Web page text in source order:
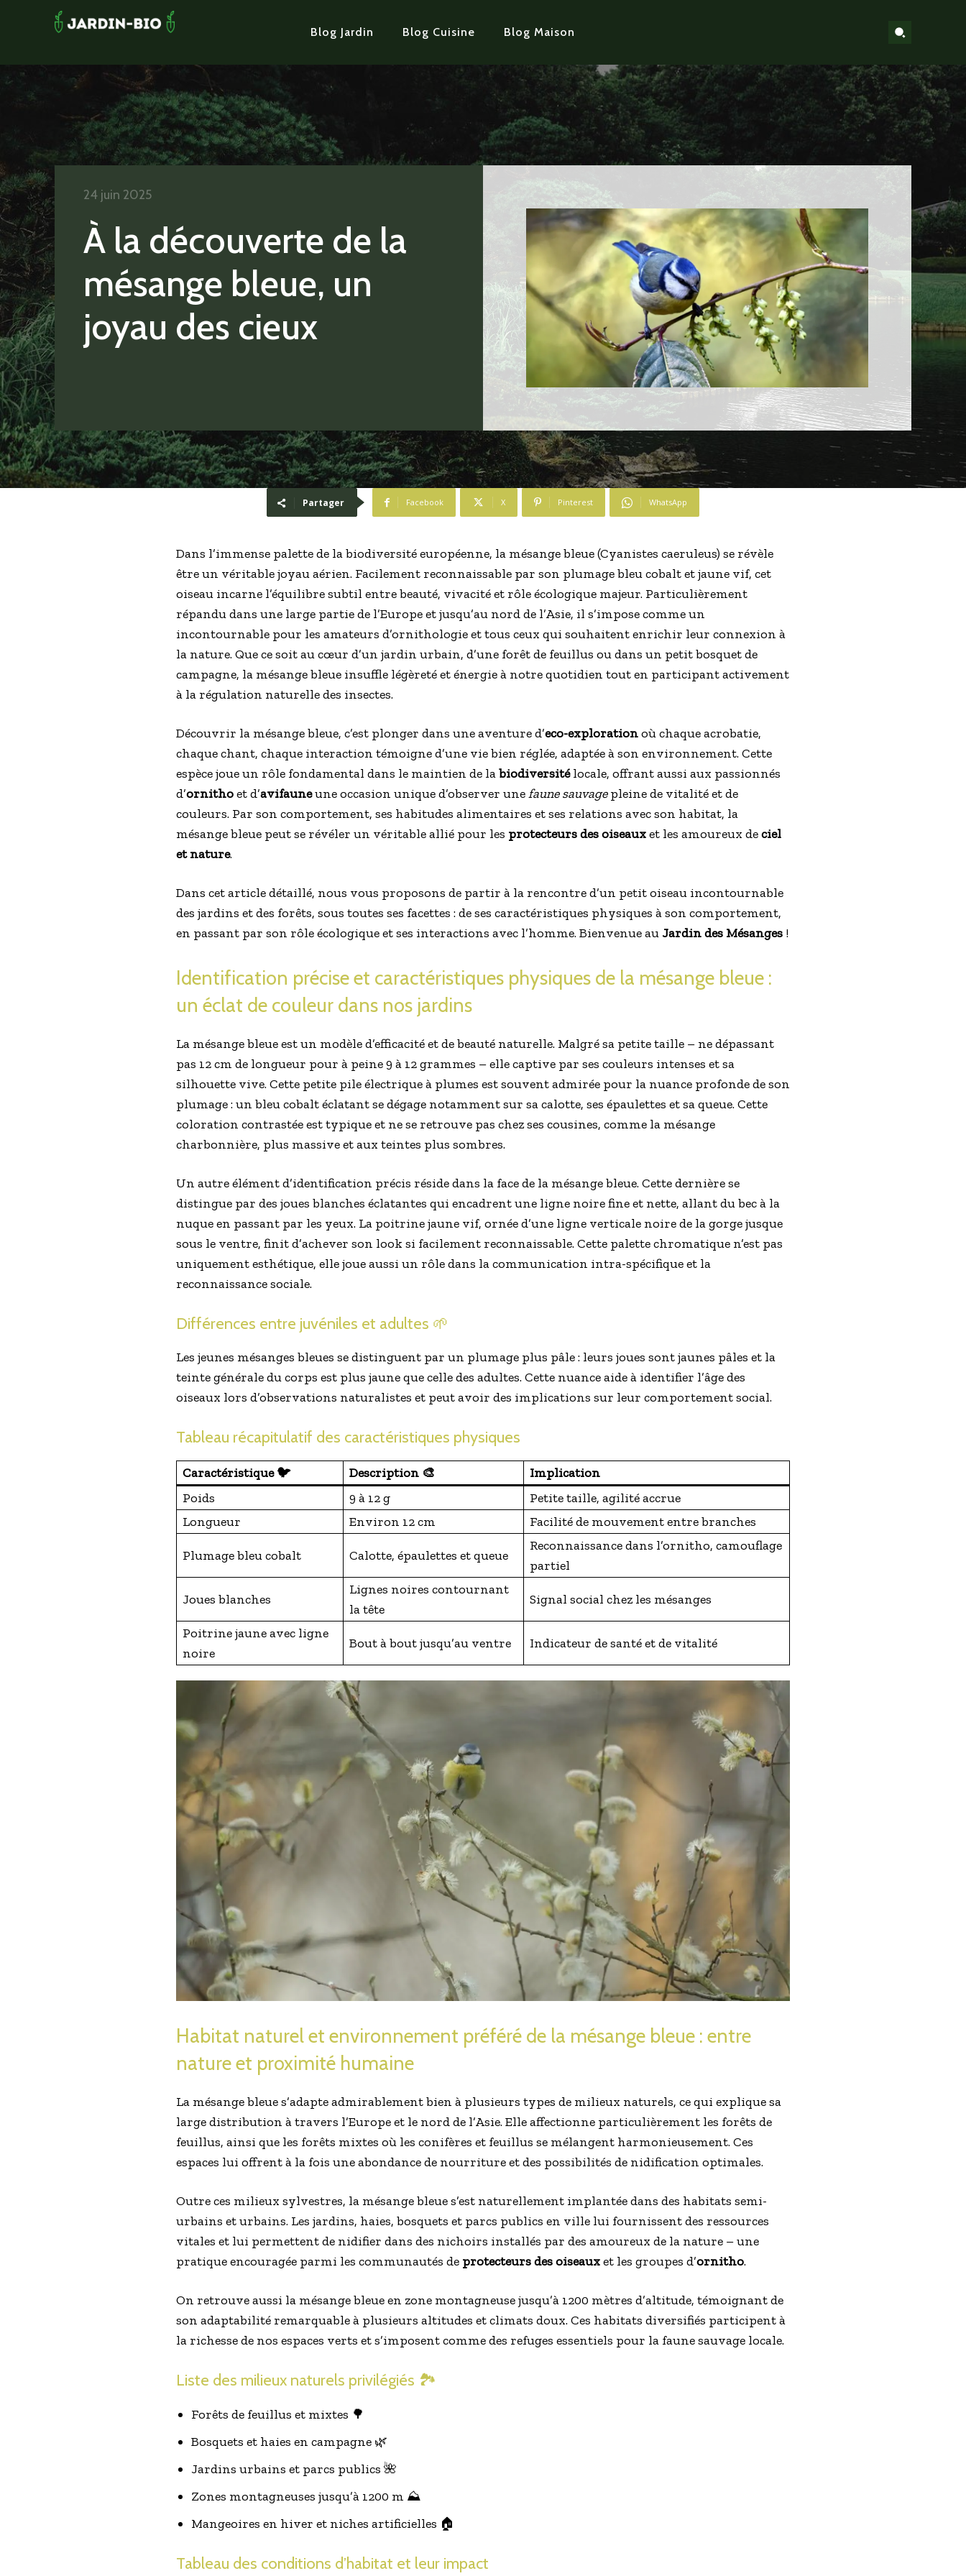
Blog Jardin Blog Cuisine Blog Maison
À la découverte de la
mésange bleue, un
joyau des cieux
24 juin 2025
Partager Facebook X Pinterest WhatsApp
Dans l’immense palette de la biodiversité européenne, la mésange bleue (Cyanistes caeruleus) se révèle
être un véritable joyau aérien. Facilement reconnaissable par son plumage bleu cobalt et jaune vif, cet
oiseau incarne l’équilibre subtil entre beauté, vivacité et rôle écologique majeur. Particulièrement
répandu dans une large partie de l’Europe et jusqu’au nord de l’Asie, il s’impose comme un
incontournable pour les amateurs d’ornithologie et tous ceux qui souhaitent enrichir leur connexion à
la nature. Que ce soit au cœur d’un jardin urbain, d’une forêt de feuillus ou dans un petit bosquet de
campagne, la mésange bleue insuffle légèreté et énergie à notre quotidien tout en participant activement
à la régulation naturelle des insectes.
Découvrir la mésange bleue, c’est plonger dans une aventure d’eco-explorationoù chaque acrobatie,
chaque chant, chaque interaction témoigne d’une vie bien réglée, adaptée à son environnement. Cette
espèce joue un rôle fondamental dans le maintien de labiodiversitélocale, offrant aussi aux passionnés
d’ornithoet d’avifauneune occasion unique d’observer unefaune sauvagepleine de vitalité et de
couleurs. Par son comportement, ses habitudes alimentaires et ses relations avec son habitat, la
mésange bleue peut se révéler un véritable allié pour les protecteurs des oiseauxet les amoureux deciel
et nature.
Dans cet article détaillé, nous vous proposons de partir à la rencontre d’un petit oiseau incontournable
des jardins et des forêts, sous toutes ses facettes : de ses caractéristiques physiques à son comportement,
en passant par son rôle écologique et ses interactions avec l’homme. Bienvenue auJardin des Mésanges!
Identification précise et caractéristiques physiques de la mésange bleue :
un éclat de couleur dans nos jardins
La mésange bleue est un modèle d’efficacité et de beauté naturelle. Malgré sa petite taille – ne dépassant
pas 12 cm de longueur pour à peine 9 à 12 grammes – elle captive par ses couleurs intenses et sa
silhouette vive. Cette petite pile électrique à plumes est souvent admirée pour la nuance profonde de son
plumage : un bleu cobalt éclatant se dégage notamment sur sa calotte, ses épaulettes et sa queue. Cette
coloration contrastée est typique et ne se retrouve pas chez ses cousines, comme la mésange
charbonnière, plus massive et aux teintes plus sombres.
Un autre élément d’identification précis réside dans la face de la mésange bleue. Cette dernière se
distingue par des joues blanches éclatantes qui encadrent une ligne noire fine et nette, allant du bec à la
nuque en passant par les yeux. La poitrine jaune vif, ornée d’une ligne verticale noire de la gorge jusque
sous le ventre, finit d’achever son look si facilement reconnaissable. Cette palette chromatique n’est pas
uniquement esthétique, elle joue aussi un rôle dans la communication intra-spécifique et la
reconnaissance sociale.
Différences entre juvéniles et adultes 🌱
Les jeunes mésanges bleues se distinguent par un plumage plus pâle : leurs joues sont jaunes pâles et la
teinte générale du corps est plus jaune que celle des adultes. Cette nuance aide à identifier l’âge des
oiseaux lors d’observations naturalistes et peut avoir des implications sur leur comportement social.
Tableau récapitulatif des caractéristiques physiques
Caractéristique 🐦 Description 🎨
Implication
Poids
9 à 12 g
Petite taille, agilité accrue
Longueur
Environ 12 cm Facilité de mouvement entre branches
Plumage bleu cobalt Calotte, épaulettes et queue
Reconnaissance dans l’ornitho, camouflage
partiel
Joues blanches
Lignes noires contournant
la tête
Signal social chez les mésanges
Poitrine jaune avec ligne
noire
Bout à bout jusqu’au ventre Indicateur de santé et de vitalité
Habitat naturel et environnement préféré de la mésange bleue : entre
nature et proximité humaine
La mésange bleue s’adapte admirablement bien à plusieurs types de milieux naturels, ce qui explique sa
large distribution à travers l’Europe et le nord de l’Asie. Elle affectionne particulièrement les forêts de
feuillus, ainsi que les forêts mixtes où les conifères et feuillus se mélangent harmonieusement. Ces
espaces lui offrent à la fois une abondance de nourriture et des possibilités de nidification optimales.
Outre ces milieux sylvestres, la mésange bleue s’est naturellement implantée dans des habitats semi-
urbains et urbains. Les jardins, haies, bosquets et parcs publics en ville lui fournissent des ressources
vitales et lui permettent de nidifier dans des nichoirs installés par des amoureux de la nature – une
pratique encouragée parmi les communautés de protecteurs des oiseauxet les groupes d’ornitho.
On retrouve aussi la mésange bleue en zone montagneuse jusqu’à 1200 mètres d’altitude, témoignant de
son adaptabilité remarquable à plusieurs altitudes et climats doux. Ces habitats diversifiés participent à
la richesse de nos espaces verts et s’imposent comme des refuges essentiels pour la faune sauvage locale.
Liste des milieux naturels privilégiés 🏞️
Forêts de feuillus et mixtes 🌳
Bosquets et haies en campagne 🌿
Jardins urbains et parcs publics 🌺
Zones montagneuses jusqu’à 1200 m ⛰️
Mangeoires en hiver et niches artificielles 🏠
Tableau des conditions d’habitat et leur impact